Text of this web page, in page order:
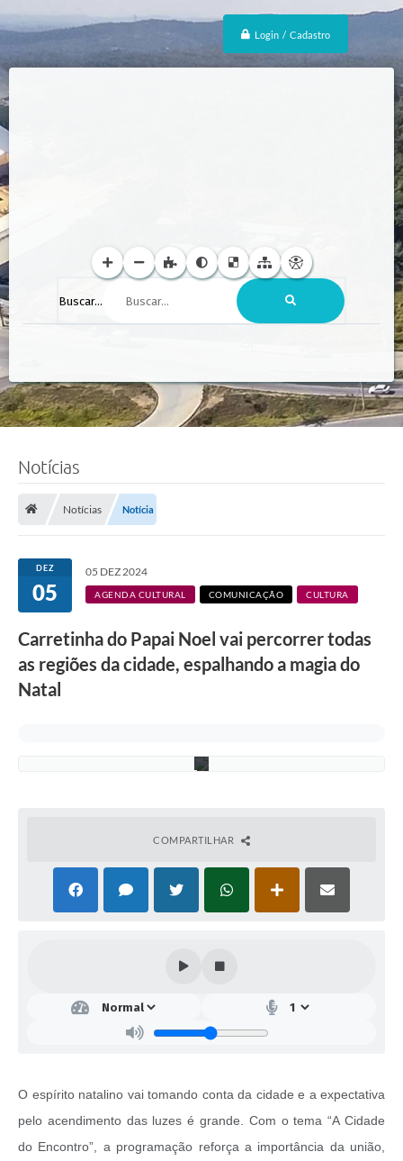
Login / Cadastro
Buscar...
Notícias
Notícias Notícia
DEZ
05
05 DEZ 2024
AGENDA CULTURAL COMUNICAÇÃO CULTURA
Carretinha do Papai Noel vai percorrer todas
as regiões da cidade, espalhando a magia do
Natal
n
e
o
r
a
COMPARTILHAR
O espírito natalino vai tomando conta da cidade e a expectativa
pelo acendimento das luzes é grande. Com o tema “A Cidade
do Encontro”, a programação reforça a importância da união,